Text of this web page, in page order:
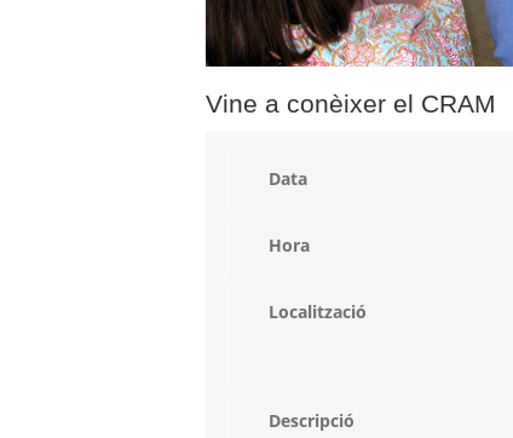
Vine a conèixer el CRAM
Data
Hora
Localització
Descripció